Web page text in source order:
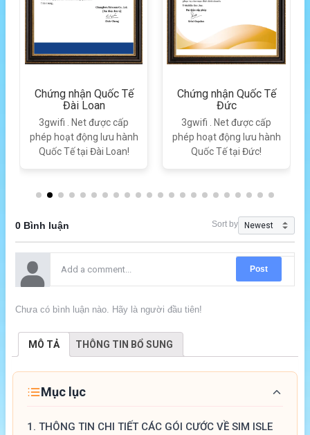
Chứng nhận Quốc Tế
Đài Loan
3gwifi . Net được cấp
phép hoạt động lưu hành
Quốc Tế tại Đài Loan!
Chứng nhận Quốc Tế
Đức
3gwifi . Net được cấp
phép hoạt động lưu hành
Quốc Tế tại Đức!
0 Bình luận Sort by
Post
Chưa có bình luận nào. Hãy là người đầu tiên!
MÔ TẢ THÔNG TIN BỔ SUNG
Mục lục
1. THÔNG TIN CHI TIẾT CÁC GÓI CƯỚC VỀ SIM ISLE